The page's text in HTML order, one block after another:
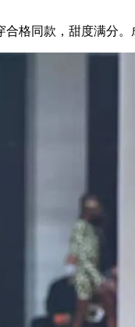
格同款，甜度满分。